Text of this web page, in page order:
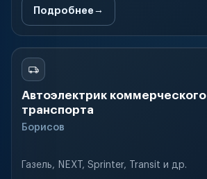
Подробнее
Автоэлектрик коммерческого
транспорта
Борисов
Газель, NEXT, Sprinter, Transit и др.